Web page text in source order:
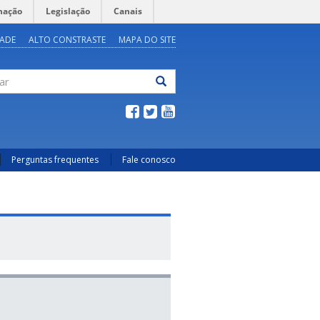
Legislação Canais
ALTO CONSTRASTE MAPA DO SITE
Perguntas frequentes Fale conosco